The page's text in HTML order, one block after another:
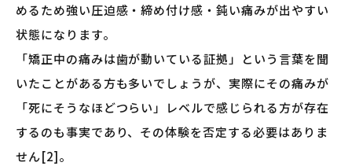
めるため強い圧迫感・締め付け感・鈍い痛みが出やすい
状態になります。
「矯正中の痛みは歯が動いている証拠」という言葉を聞
いたことがある方も多いでしょうが、実際にその痛みが
「死にそうなほどつらい」レベルで感じられる方が存在
するのも事実であり、その体験を否定する必要はありま
せん[2]。